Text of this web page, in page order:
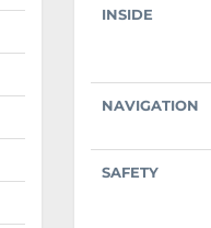
INSIDE
NAVIGATION
SAFETY